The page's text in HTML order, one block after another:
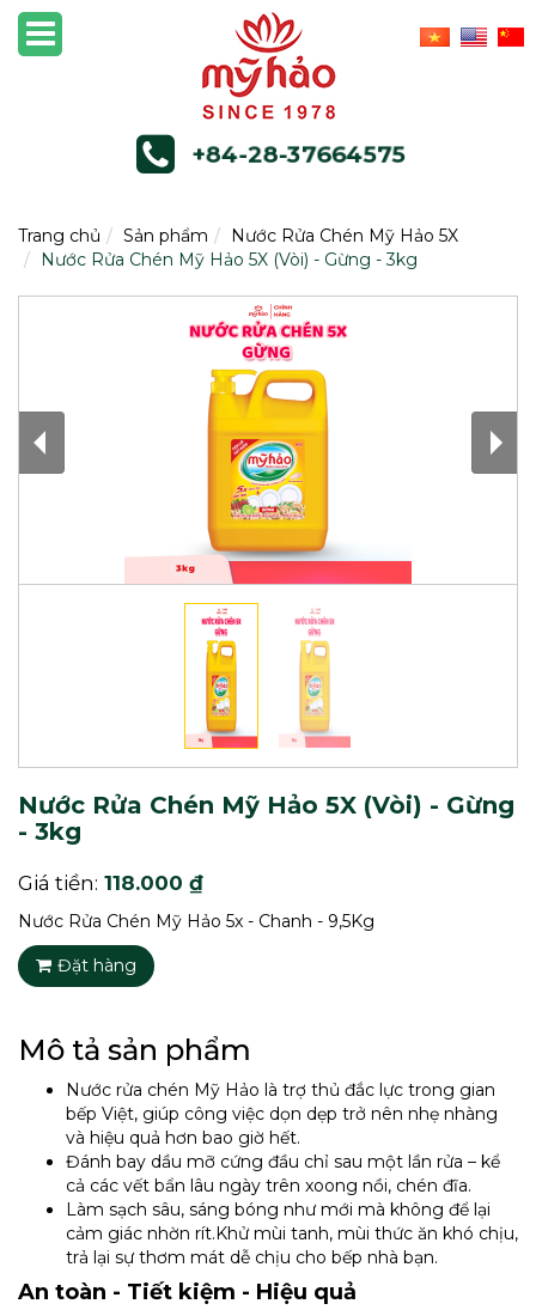
+84-28-37664575
Trang chủ Sản phẩm
Nước Rửa Chén Mỹ Hảo 5X
Nước Rửa Chén Mỹ Hảo 5X (Vòi) - Gừng - 3kg
Nước Rửa Chén Mỹ Hảo 5X (Vòi) - Gừng
- 3kg
Giá tiền: 118.000 ₫
Nước Rửa Chén Mỹ Hảo 5x - Chanh - 9,5Kg
Đặt hàng
Mô tả sản phẩm
Nước rửa chén Mỹ Hảo là trợ thủ đắc lực trong gian
bếp Việt, giúp công việc dọn dẹp trở nên nhẹ nhàng
và hiệu quả hơn bao giờ hết.
Đánh bay dầu mỡ cứng đầu chỉ sau một lần rửa – kể
cả các vết bẩn lâu ngày trên xoong nồi, chén đĩa.
Làm sạch sâu, sáng bóng như mới mà không để lại
cảm giác nhờn rít.Khử mùi tanh, mùi thức ăn khó chịu,
trả lại sự thơm mát dễ chịu cho bếp nhà bạn.
An toàn - Tiết kiệm - Hiệu quả